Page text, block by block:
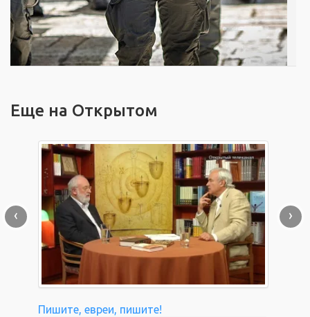
Еще на Открытом
Пишите, евреи, пишите!
‹ ›